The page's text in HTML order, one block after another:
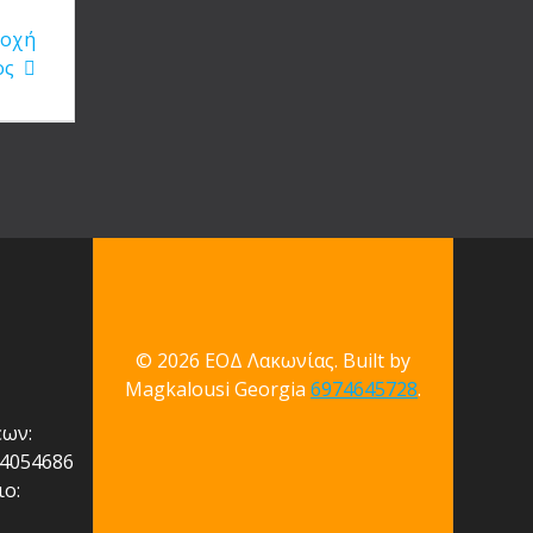
© 2026 ΕΟΔ Λακωνίας. Built by
Magkalousi Georgia6974645728.